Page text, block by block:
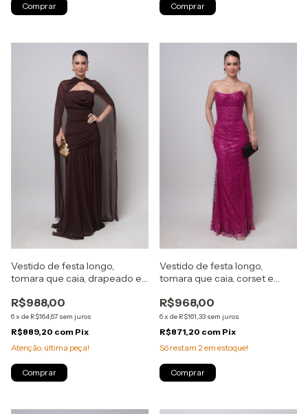
Comprar Comprar
Vestido de festa longo,
tomara que caia, drapeado e
R$988,00
6x de R$164,67 sem juros
R$889,20 com Pix
Atenção, última peça!
Comprar
Vestido de festa longo,
tomara que caia, corset e
R$968,00
6x de R$161,33 sem juros
R$871,20 com Pix
Só restam 2em estoque!
Comprar